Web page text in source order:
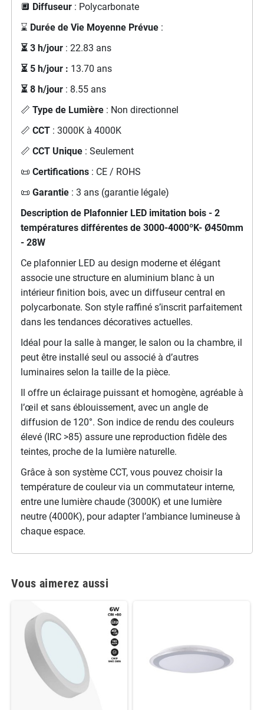
🔲 Diffuseur: Polycarbonate
⌛ Durée de Vie Moyenne Prévue:
⏳ 3 h/jour: 22.83 ans
⏳ 5 h/jour : 13.70 ans
⏳ 8 h/jour: 8.55 ans
📏 Type de Lumière: Non directionnel
📏 CCT: 3000K à 4000K
📏 CCT Unique: Seulement
📜 Certifications: CE / ROHS
📜 Garantie: 3 ans (garantie légale)
Description de Plafonnier LED imitation bois - 2
températures différentes de 3000-4000ºK- Ø450mm
- 28W
Ce plafonnier LED au design moderne et élégant
associe une structure en aluminium blanc à un
intérieur finition bois, avec un diffuseur central en
polycarbonate. Son style raffiné s’inscrit parfaitement
dans les tendances décoratives actuelles.
Idéal pour la salle à manger, le salon ou la chambre, il
peut être installé seul ou associé à d’autres
luminaires selon la taille de la pièce.
Il offre un éclairage puissant et homogène, agréable à
l’œil et sans éblouissement, avec un angle de
diffusion de 120°. Son indice de rendu des couleurs
élevé (IRC >85) assure une reproduction fidèle des
teintes, proche de la lumière naturelle.
Grâce à son système CCT, vous pouvez choisir la
température de couleur via un commutateur interne,
entre une lumière chaude (3000K) et une lumière
neutre (4000K), pour adapter l’ambiance lumineuse à
chaque espace.
Vous aimerez aussi